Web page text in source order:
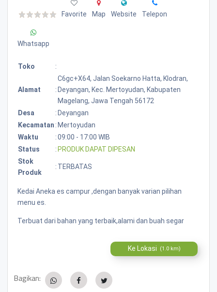
Favorite Map Website Telepon
Whatsapp
Toko :
Alamat :
C6gc+x64, Jalan Soekarno Hatta, Klodran,
Deyangan, Kec. Mertoyudan, Kabupaten
Magelang, Jawa Tengah 56172
Desa
: Deyangan
Kecamatan : Mertoyudan
Waktu
:09:00 - 17:00 WIB
Status
: PRODUK DAPAT DIPESAN
Stok
Produk
: TERBATAS
Kedai Aneka es campur ,dengan banyak varian pilihan
menu es.
Terbuat dari bahan yang terbaik,alami dan buah segar
Ke Lokasi (1.0 km)
Bagikan: